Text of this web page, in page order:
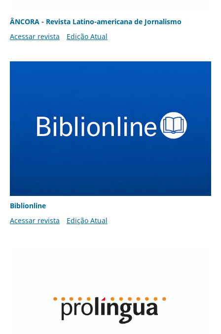
ÂNCORA - Revista Latino-americana de Jornalismo
Acessar revista
Edição Atual
Biblionline
Acessar revista
Edição Atual